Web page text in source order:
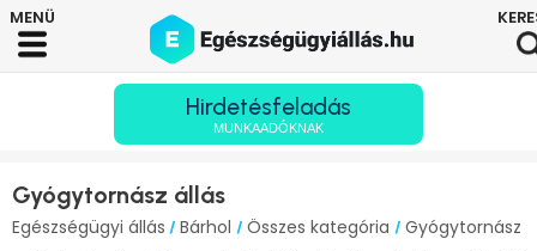
Hirdetésfeladás
MUNKAADÓKNAK
Gyógytornász állás
Egészségügyi állás / Bárhol / Összes kategória / Gyógytornász